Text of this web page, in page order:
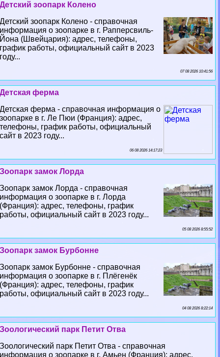
Детский зоопарк Колено
Детский зоопарк Колено - справочная
информация о зоопарке в г. Рапперсвиль-
Йона (Швейцария): адрес, телефоны,
график работы, официальный сайт в 2023
году...
07 08 2026 10:41:56
Детская ферма
Детская ферма - справочная информация о
зоопарке в г. Ле Пюи (Франция): адрес,
телефоны, график работы, официальный
сайт в 2023 году...
06 08 2026 14:17:23
Зоопарк замок Лорда
Зоопарк замок Лорда - справочная
информация о зоопарке в г. Лорда
(Франция): адрес, телефоны, график
работы, официальный сайт в 2023 году...
05 08 2026 8:55:52
Зоопарк замок Бурбонне
Зоопарк замок Бурбонне - справочная
информация о зоопарке в г. Плёгенёк
(Франция): адрес, телефоны, график
работы, официальный сайт в 2023 году...
04 08 2026 8:22:14
Зоологический парк Петит Отва
Зоологический парк Петит Отва - справочная
информация о зоопарке в г. Амьен (Франция): адрес,